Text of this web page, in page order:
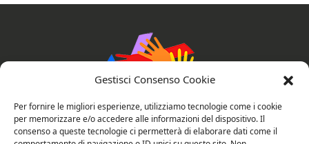
Gestisci Consenso Cookie
Per fornire le migliori esperienze, utilizziamo tecnologie come i cookie
per memorizzare e/o accedere alle informazioni del dispositivo. Il
consenso a queste tecnologie ci permetterà di elaborare dati come il